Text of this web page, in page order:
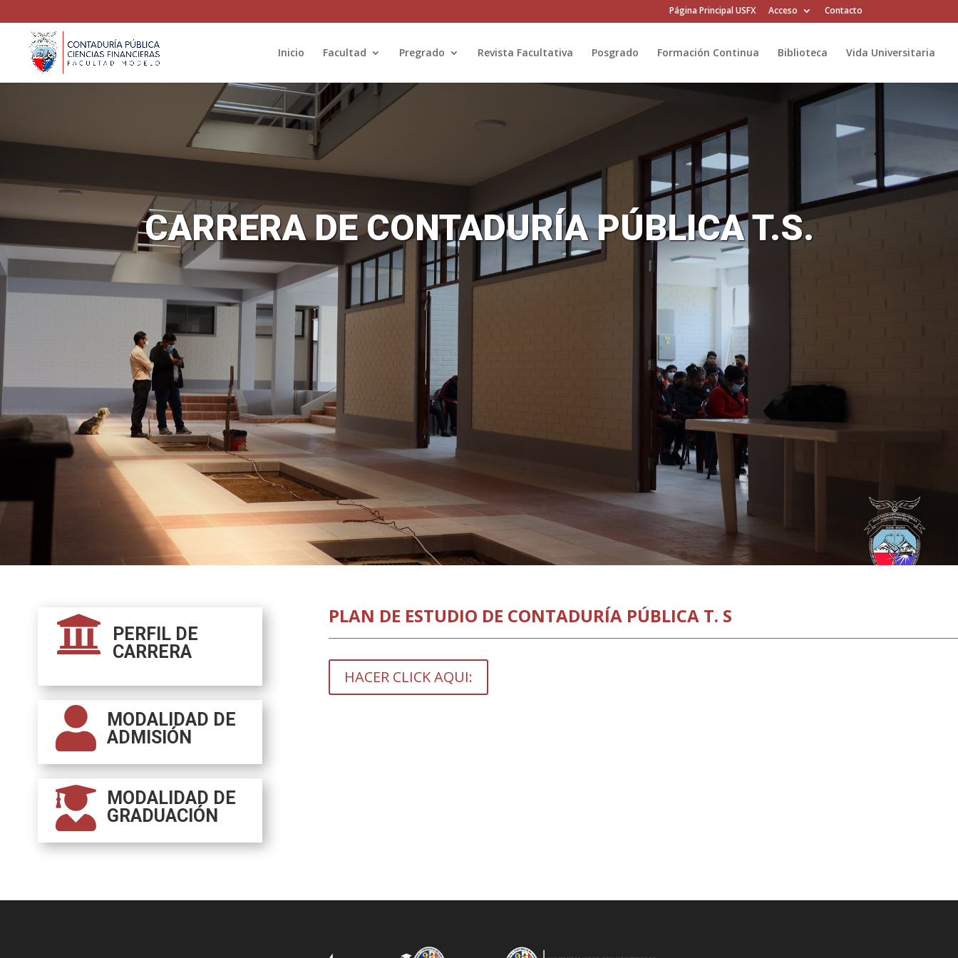
Página Principal USFX Acceso Contacto
Inicio Facultad Pregrado Revista Facultativa Posgrado Formación Continua Biblioteca Vida Universitaria
CARRERA DE CONTADURÍA PÚBLICA T.S.

PERFIL DE
CARRERA

MODALIDAD DE
ADMISIÓN

MODALIDAD DE
GRADUACIÓN
PLAN DE ESTUDIO DE CONTADURÍA PÚBLICA T. S
HACER CLICK AQUI: